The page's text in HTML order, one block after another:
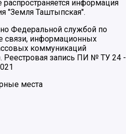
распространяется информация
"Земля Таштыпская".
Федеральной службой по
связи, информационных
коммуникаций
Реестровая запись ПИ № ТУ 24 -
места